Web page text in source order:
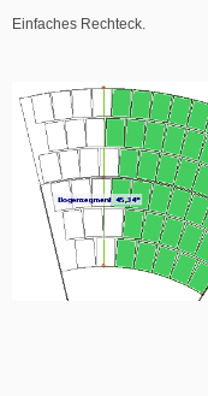
Einfaches Rechteck.